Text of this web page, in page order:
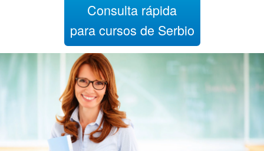
Consulta rápida
para cursos de Serbio